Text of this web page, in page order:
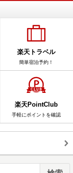
楽天トラベル
簡単宿泊予約！
楽天PointClub
手軽にポイントを確認